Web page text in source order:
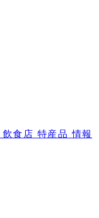
食店 特産品 情報